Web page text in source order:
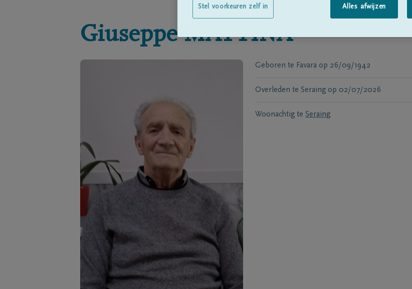
Giuseppe MATTINA
Geboren te Favara op 26/09/1942
Overleden te Seraing op 02/07/2026
Woonachtig te Seraing
Alles afwijzen
Stel voorkeuren zelf in